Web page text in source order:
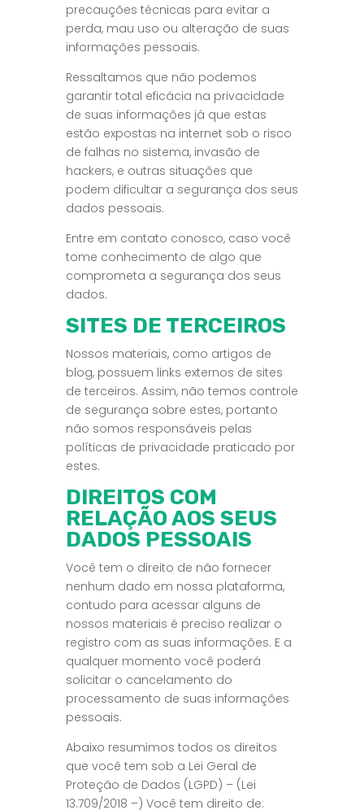
precauções técnicas para evitar a
perda, mau uso ou alteração de suas
informações pessoais.
Ressaltamos que não podemos
garantir total eficácia na privacidade
de suas informações já que estas
estão expostas na internet sob o risco
de falhas no sistema, invasão de
hackers, e outras situações que
podem dificultar a segurança dos seus
dados pessoais.
Entre em contato conosco, caso você
tome conhecimento de algo que
comprometa a segurança dos seus
dados.
SITES DE TERCEIROS
Nossos materiais, como artigos de
blog, possuem links externos de sites
de terceiros. Assim, não temos controle
de segurança sobre estes, portanto
não somos responsáveis pelas
políticas de privacidade praticado por
estes.
DIREITOS COM
RELAÇÃO AOS SEUS
DADOS PESSOAIS
Você tem o direito de não fornecer
nenhum dado em nossa plataforma,
contudo para acessar alguns de
nossos materiais é preciso realizar o
registro com as suas informações. E a
qualquer momento você poderá
solicitar o cancelamento do
processamento de suas informações
pessoais.
Abaixo resumimos todos os direitos
que você tem sob a Lei Geral de
Proteção de Dados (LGPD) – (Lei
13.709/2018 –) Você tem direito de: